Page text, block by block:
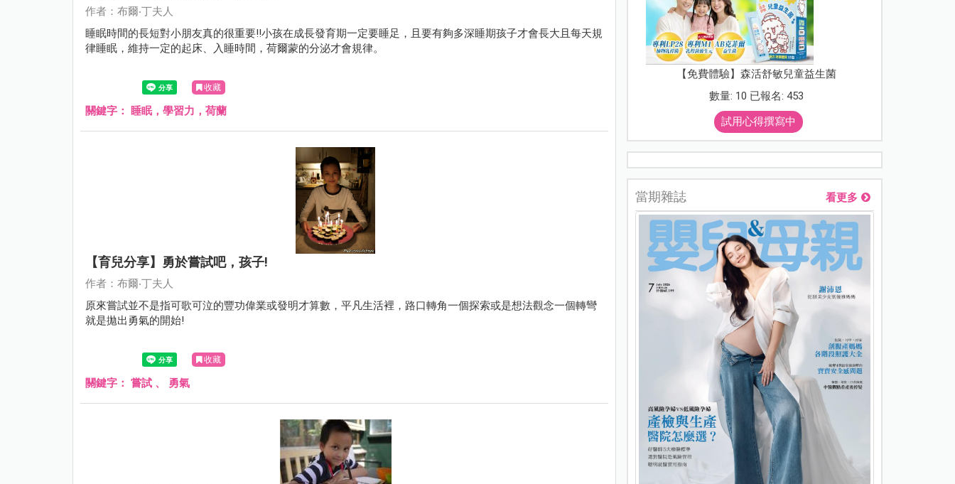
作者：布爾‧丁夫人
睡眠時間的長短對小朋友真的很重要!!小孩在成長發育期一定要睡足，且要有夠多深睡期孩子才會長大且每天規
律睡眠，維持一定的起床、入睡時間，荷爾蒙的分泌才會規律。
收藏
關鍵字： 睡眠，學習力，荷蘭
【育兒分享】勇於嘗試吧，孩子!
作者：布爾‧丁夫人
原來嘗試並不是指可歌可泣的豐功偉業或發明才算數，平凡生活裡，路口轉角一個探索或是想法觀念一個轉彎
就是拋出勇氣的開始!
收藏
關鍵字： 嘗試 、 勇氣
【免費體驗】森活舒敏兒童益生菌
數量: 10 已報名: 453
試用心得撰寫中
當期雜誌 看更多